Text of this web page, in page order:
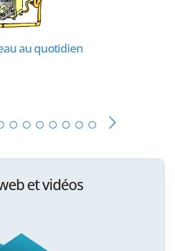
au quotidien
et vidéos